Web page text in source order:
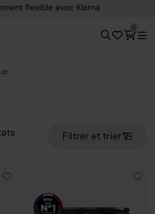
flexible avec Klarna
0
Filtrer et trier